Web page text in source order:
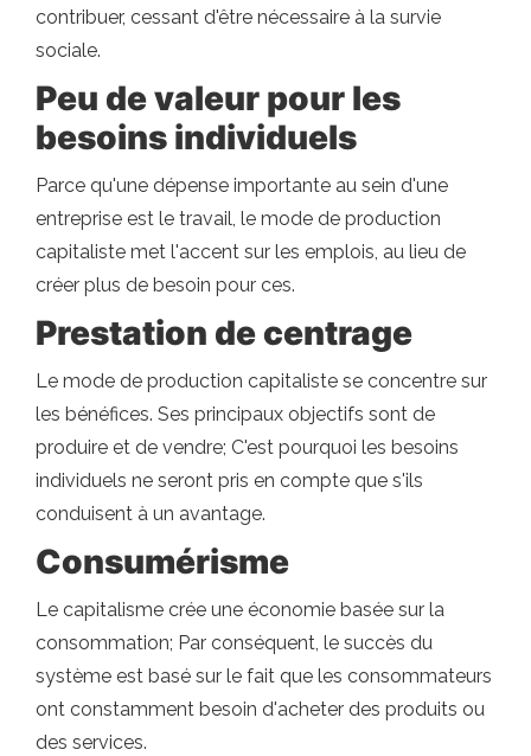
contribuer, cessant d'être nécessaire à la survie
sociale.
Peu de valeur pour les
besoins individuels
Parce qu'une dépense importante au sein d'une
entreprise est le travail, le mode de production
capitaliste met l'accent sur les emplois, au lieu de
créer plus de besoin pour ces.
Prestation de centrage
Le mode de production capitaliste se concentre sur
les bénéfices. Ses principaux objectifs sont de
produire et de vendre; C'est pourquoi les besoins
individuels ne seront pris en compte que s'ils
conduisent à un avantage.
Consumérisme
Le capitalisme crée une économie basée sur la
consommation; Par conséquent, le succès du
système est basé sur le fait que les consommateurs
ont constamment besoin d'acheter des produits ou
des services.